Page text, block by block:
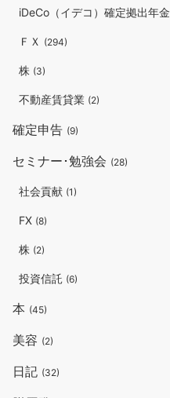
iDeCo（イデコ）確定拠出年金
ＦＸ (294)
株 (3)
不動産賃貸業 (2)
確定申告 (9)
セミナー･勉強会 (28)
社会貢献 (1)
FX (8)
株 (2)
投資信託 (6)
本 (45)
美容 (2)
日記 (32)